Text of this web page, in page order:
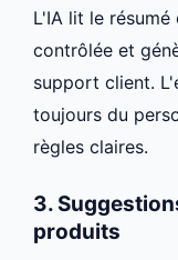
L'IA lit le
contrôlée et
support client.
toujours du
règles claires.
3.
produits